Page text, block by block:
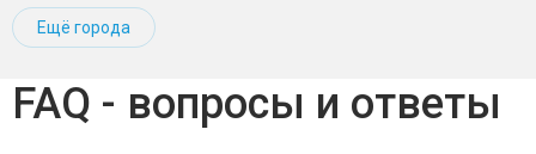
Ещё города
FAQ - вопросы и ответы